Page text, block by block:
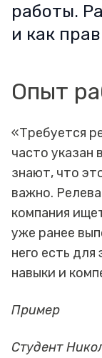
работы.
и как
Опыт
«Требуется
часто указан
знают, что
важно.
компания
уже ранее
него есть
навыки и
Пример
Студент